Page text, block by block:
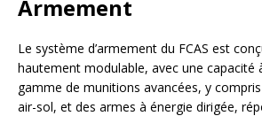
Armement
Le système d’armement du FCAS est
hautement modulable, avec une capacité
gamme de munitions avancées, y
air-sol, et des armes à énergie dirigée,